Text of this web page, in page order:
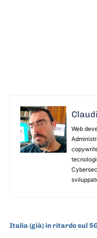
Web
Italia (già) in ritardo sul